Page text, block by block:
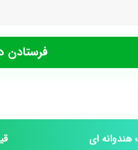
ای